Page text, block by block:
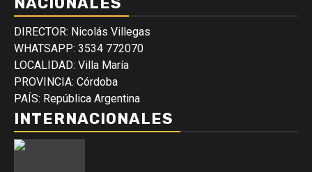
DIRECTOR: Nicolás Villegas
WHATSAPP: 3534 772070
LOCALIDAD: Villa María
PROVINCIA: Córdoba
PAÍS: República Argentina
INTERNACIONALES